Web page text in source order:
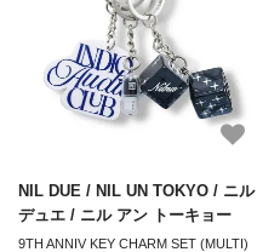
NIL DUE / NIL UN TOKYO / ニル
デュエ / ニル アン トーキョー
9TH ANNIV KEY CHARM SET (MULTI)